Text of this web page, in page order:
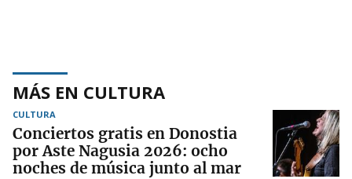
MÁS EN CULTURA
CULTURA
Conciertos gratis en Donostia
por Aste Nagusia 2026: ocho
noches de música junto al mar